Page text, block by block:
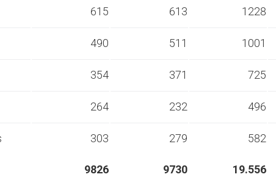
615 613 1228
490 511 1001
354 371 725
264 232 496
303 279 582
9826 9730 19.556